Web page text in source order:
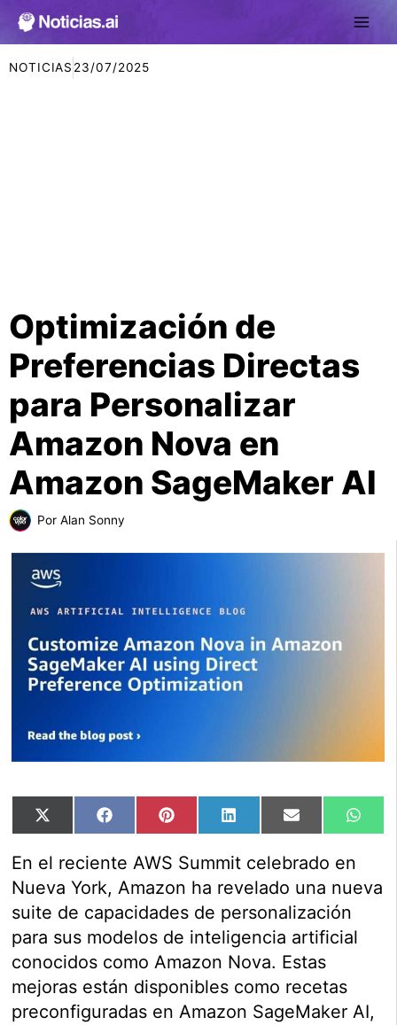
NOTICIAS 23/07/2025
Optimización de
Preferencias Directas
para Personalizar
Amazon Nova en
Amazon SageMaker AI
Por Alan Sonny
Compartir
en
X
Compartir
en
FacebookCompartir
en
PinterestCompartir
en
LinkedInCompartir
en
Email
en
En el reciente AWS Summit celebrado en
Nueva York, Amazon ha revelado una nueva
suite de capacidades de personalización
para sus modelos de inteligencia artificial
conocidos como Amazon Nova. Estas
mejoras están disponibles como recetas
preconfiguradas en Amazon SageMaker AI,